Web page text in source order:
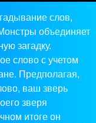
слов,
объединяет
загадку.
слово с учетом
Предполагая,
ваш зверь
зверя
итоге он